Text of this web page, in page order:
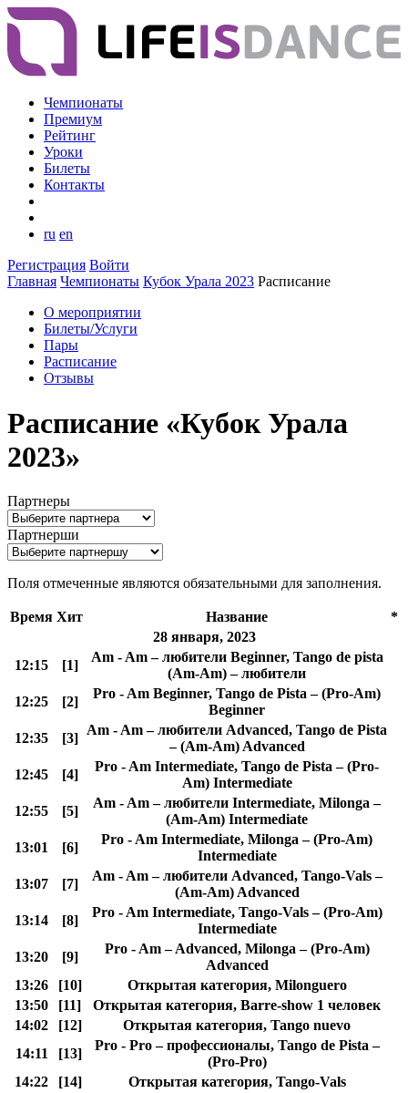
Чемпионаты
Премиум
Рейтинг
Уроки
Билеты
Контакты
ru en
Регистрация Войти
Главная Чемпионаты Кубок Урала 2023 Расписание
О мероприятии
Билеты/Услуги
Пары
Расписание
Отзывы
Расписание «Кубок Урала
2023»
Партнеры
Партнерши
Поля отмеченные являются обязательными для заполнения.
Время Хит Название
*
28 января, 2023
12:15
[1]
Am - Am – любители Beginner, Tango de pista
(Am-Am) – любители
12:25
[2]
Pro - Am Beginner, Tango de Pista – (Pro-Am)
Beginner
12:35
[3]
Am - Am – любители Advanced, Tango de Pista
– (Am-Am) Advanced
12:45
[4]
Pro - Am Intermediate, Tango de Pista – (Pro-
Am) Intermediate
12:55
[5]
Am - Am – любители Intermediate, Milonga –
(Am-Am) Intermediate
13:01
[6]
Pro - Am Intermediate, Milonga – (Pro-Am)
Intermediate
13:07
[7]
Am - Am – любители Advanced, Tango-Vals –
(Am-Am) Advanced
13:14
[8]
Pro - Am Intermediate, Tango-Vals – (Pro-Am)
Intermediate
13:20
[9]
Pro - Am – Advanced, Milonga – (Pro-Am)
Advanced
13:26
[10]
Открытая категория, Milonguero
13:50
[11]
Открытая категория, Barre-show 1 человек
14:02
[12]
Открытая категория, Tango nuevo
14:11
[13]
Pro - Pro – профессионалы, Tango de Pista –
(Pro-Pro)
14:22
[14]
Открытая категория, Tango-Vals